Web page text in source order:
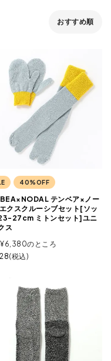
おすすめ順
40%OFF
テンベア×ノー
クスクルーシブセット[ソッ
27cm ミトンセット]ユニ
ス
¥6,380のところ
税込